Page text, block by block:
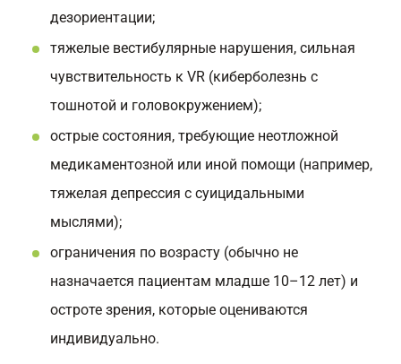
дезориентации;
тяжелые вестибулярные нарушения, сильная
чувствительность к VR (киберболезнь с
тошнотой и головокружением);
острые состояния, требующие неотложной
медикаментозной или иной помощи (например,
тяжелая депрессия с суицидальными
мыслями);
ограничения по возрасту (обычно не
назначается пациентам младше 10–12 лет) и
остроте зрения, которые оцениваются
индивидуально.